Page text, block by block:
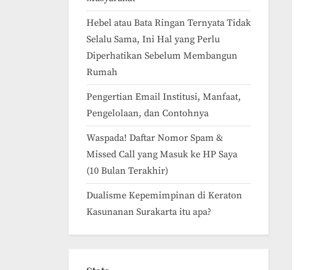
Hebel atau Bata Ringan Ternyata Tidak
Selalu Sama, Ini Hal yang Perlu
Diperhatikan Sebelum Membangun
Rumah
Pengertian Email Institusi, Manfaat,
Pengelolaan, dan Contohnya
Waspada! Daftar Nomor Spam &
Missed Call yang Masuk ke HP Saya
(10 Bulan Terakhir)
Dualisme Kepemimpinan di Keraton
Kasunanan Surakarta itu apa?